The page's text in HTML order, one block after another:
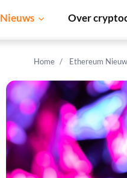
Nieuws Over
Home Ethereum